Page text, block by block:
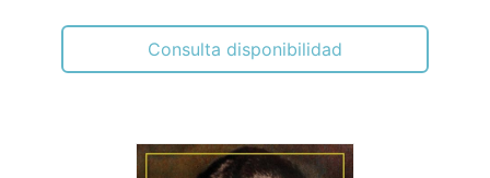
Consulta disponibilidad